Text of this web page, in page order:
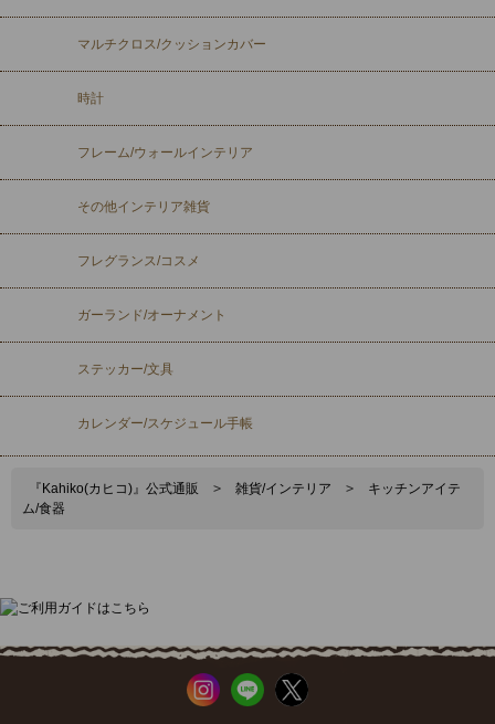
マルチクロス/クッションカバー
時計
フレーム/ウォールインテリア
その他インテリア雑貨
フレグランス/コスメ
ガーランド/オーナメント
ステッカー/文具
カレンダー/スケジュール手帳
『Kahiko(カヒコ)』公式通販 > 雑貨/インテリア >
キッチンアイテ
ム/食器